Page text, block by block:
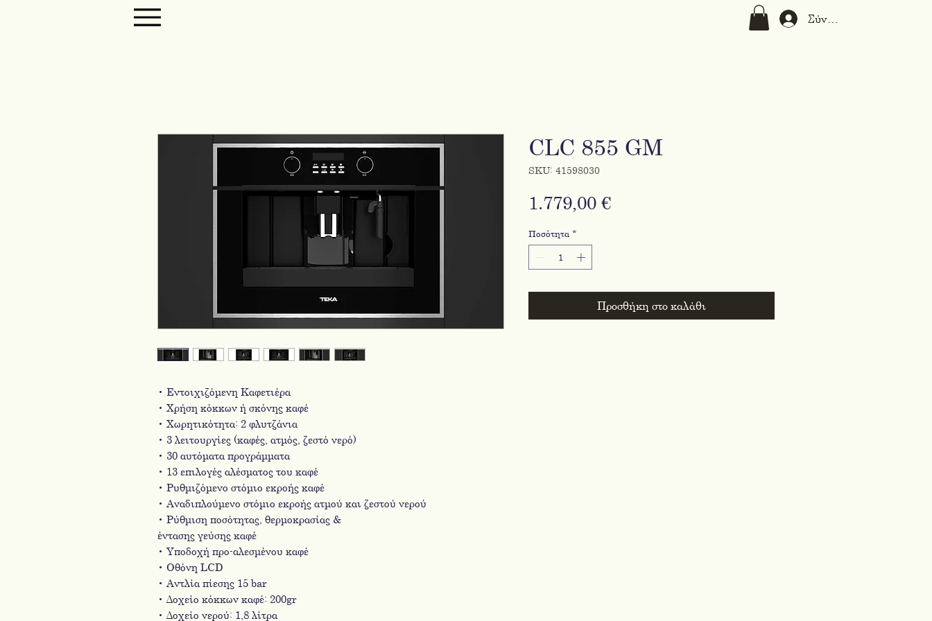
Σύνδεση
• Εντοιχιζόμενη Καφετιέρα
• Xρήση κόκκων ή σκόνης καφέ
• Χωρητικότητα: 2 φλυτζάνια
• 3 λειτουργίες (καφές, ατμός, ζεστό νερό)
• 30 αυτόματα προγράμματα
• 13 επιλογές αλέσματος του καφέ
• Ρυθμιζόμενο στόμιο εκροής καφέ
• Αναδιπλούμενο στόμιο εκροής ατμού και ζεστού νερού
• Ρύθμιση ποσότητας, θερμοκρασίας &
έντασης γεύσης καφέ
• Υποδοχή προ-αλεσμένου καφέ
• Οθόνη LCD
• Αντλία πίεσης 15 bar
• Δοχείο κόκκων καφέ: 200gr
• Δοχείο νερού: 1,8 λίτρα
CLC 855 GM
SKU: 41598030
1.779,00 €Τιμή
Ποσότητα *
Προσθήκη στο καλάθι